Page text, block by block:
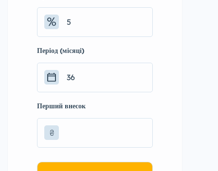
Період (місяці)
Перший внесок
₴